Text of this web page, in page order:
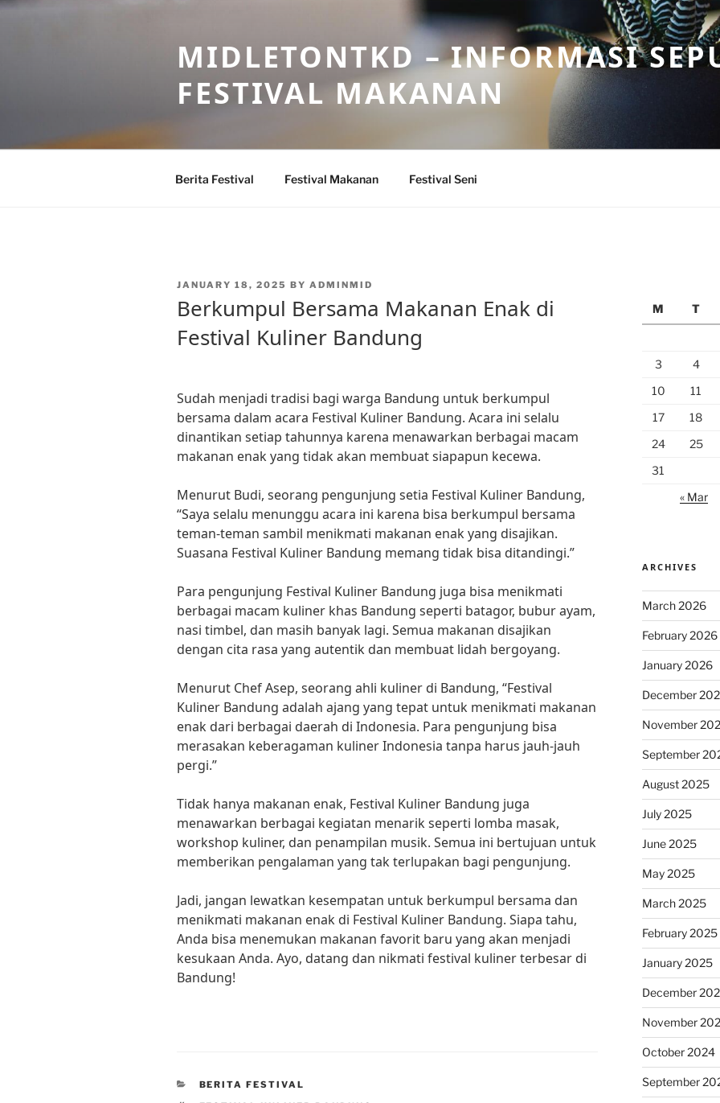
Skip
MIDLETONTKD – INFORMASI
FESTIVAL MAKANAN
Berita Festival Festival Makanan Festival Seni
POSTED
JANUARY 18, 2025 BY ADMINMID
Berkumpul Bersama Makanan Enak di
Festival Kuliner Bandung
Sudah menjadi tradisi bagi warga Bandung untuk berkumpul
bersama dalam acara Festival Kuliner Bandung. Acara ini selalu
dinantikan setiap tahunnya karena menawarkan berbagai macam
makanan enak yang tidak akan membuat siapapun kecewa.
Menurut Budi, seorang pengunjung setia Festival Kuliner Bandung,
“Saya selalu menunggu acara ini karena bisa berkumpul bersama
teman-teman sambil menikmati makanan enak yang disajikan.
Suasana Festival Kuliner Bandung memang tidak bisa ditandingi.”
Para pengunjung Festival Kuliner Bandung juga bisa menikmati
berbagai macam kuliner khas Bandung seperti batagor, bubur ayam,
nasi timbel, dan masih banyak lagi. Semua makanan disajikan
dengan cita rasa yang autentik dan membuat lidah bergoyang.
Menurut Chef Asep, seorang ahli kuliner di Bandung, “Festival
Kuliner Bandung adalah ajang yang tepat untuk menikmati makanan
enak dari berbagai daerah di Indonesia. Para pengunjung bisa
merasakan keberagaman kuliner Indonesia tanpa harus jauh-jauh
pergi.”
Tidak hanya makanan enak, Festival Kuliner Bandung juga
menawarkan berbagai kegiatan menarik seperti lomba masak,
workshop kuliner, dan penampilan musik. Semua ini bertujuan untuk
memberikan pengalaman yang tak terlupakan bagi pengunjung.
Jadi, jangan lewatkan kesempatan untuk berkumpul bersama dan
menikmati makanan enak di Festival Kuliner Bandung. Siapa tahu,
Anda bisa menemukan makanan favorit baru yang akan menjadi
kesukaan Anda. Ayo, datang dan nikmati festival kuliner terbesar di
Bandung!
CATEGORIES
BERITA FESTIVAL
M
T
3
4
10
11
17
18
24
25
31
« Mar
ARCHIVES
March 2026
February 2026
January 2026
December
November
September
August 2025
July 2025
June 2025
May 2025
March 2025
February 2025
January 2025
December
November
October 2024
September